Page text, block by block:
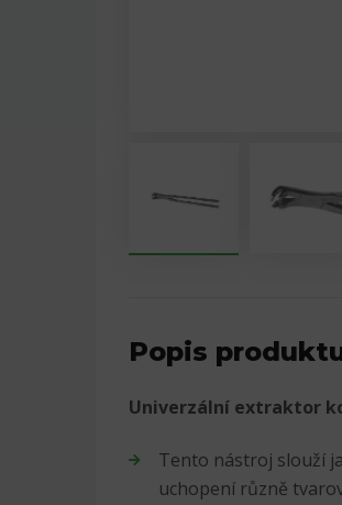
Popis
Univerzální extraktor
Tento nástroj slouží
uchopení různě